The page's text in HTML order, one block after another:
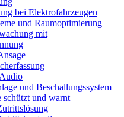
bei Elektrofahrzeugen
und Raumoptimierung
mit
und Beschallungssystem
schützt und warnt